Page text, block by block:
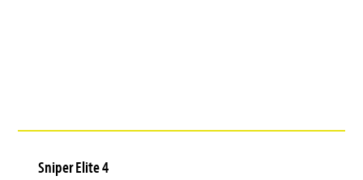
Sniper Elite 4